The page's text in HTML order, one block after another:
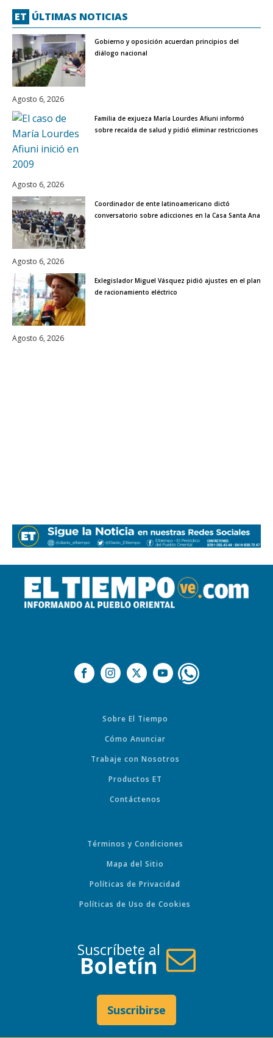
ET ÚLTIMAS NOTICIAS
Gobierno y oposición acuerdan principios del
diálogo nacional
Agosto 6, 2026
Familia de exjueza María Lourdes Afiuni informó
sobre recaída de salud y pidió eliminar restricciones
Agosto 6, 2026
Coordinador de ente latinoamericano dictó
conversatorio sobre adicciones en la Casa Santa Ana
Agosto 6, 2026
Exlegislador Miguel Vásquez pidió ajustes en el plan
de racionamiento eléctrico
Agosto 6, 2026
Sobre El Tiempo
Cómo Anunciar
Trabaje con Nosotros
Productos ET
Contáctenos
Términos y Condiciones
Mapa del Sitio
Políticas de Privacidad
Políticas de Uso de Cookies
Suscríbete al
Boletín
Suscribirse